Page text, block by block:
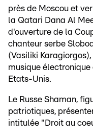
près de Moscou et
la Qatari Dana Al
d'ouverture de la
chanteur serbe
(Vasiliki
musique
Etats-Unis.
Le Russe Shaman,
patriotiques,
intitulée "Droit au